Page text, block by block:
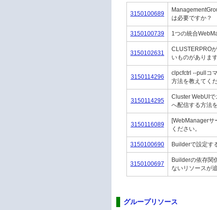
3150100689
は必要ですか？
3150100739 1つの統合
3150102631
CLUSTERPRO
いものがありま
3150114296
clpcfctrl --pullコ
方法を教えてく
3150114295
Cluster WebUI
へ配信する方法
3150116089
[WebManagerサ
ください。
3150100690 Builderで設定す
3150100697
Builderの依存関
ないリソースが
グループリソース